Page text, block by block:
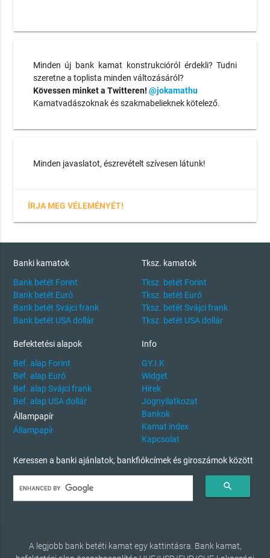
Minden új bank kamat konstrukcióról érdekli? Tudni
szeretne a toplista minden változásáról?
Kövessen minket a Twitteren! @jokamathu
Kamatvadászoknak és szakmabelieknek kötelező.
Minden javaslatot, észrevételt szívesen látunk!
ÍRJA MEG VÉLEMÉNYÉT!
Banki kamatok
Bank betét Forint
Bank betét Euró
Bank betét Svájci frank
Bank betét USA dollár
Tksz. kamatok
Tksz. betét Forint
Tksz. betét Euró
Tksz. betét Svájci frank
Tksz. betét USA dollár
Befektetési alapok
Bef. alap Forint
Bef. alap Euró
Bef. alap Svájci frank
Bef. alap USA dollár
Állampapír
Állampapír
Info
GY.I.K
Widget
Hírek
Jognyilatkozat
Bankok
Kamat index
Kapcsolat
Keressen a banki ajánlatok, bankfiókcímek és giroszámok között
search
A legjobb bank betéti kamat egy kattintásra. Bank kamat,